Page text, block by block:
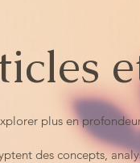
plus en
des concepts,